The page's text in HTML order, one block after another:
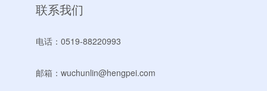
联系我们
电话：0519-88220993
邮箱：wuchunlin@hengpei.com